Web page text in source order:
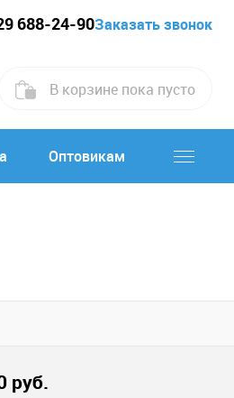
688-24-90Заказать звонок
В корзине пока пусто
Оптовикам
руб.